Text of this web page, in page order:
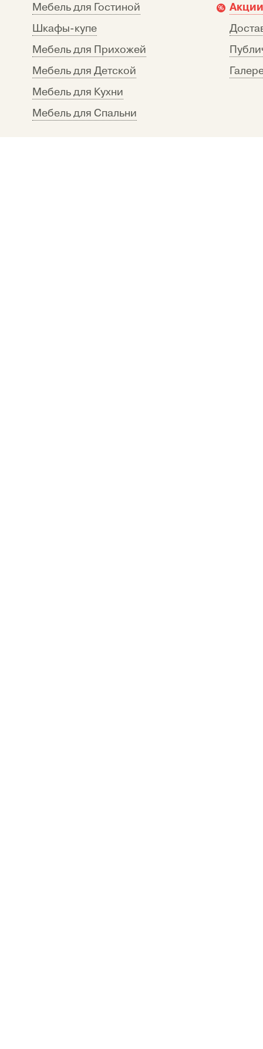
Мебель для Гостиной
Шкафы-купе
Мебель для Прихожей
Мебель для Детской
Мебель для Кухни
Мебель для Спальни